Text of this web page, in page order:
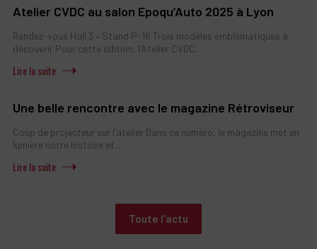
Atelier CVDC au salon Epoqu’Auto 2025 à Lyon
Rendez-vous Hall 3 – Stand P-16 Trois modèles emblématiques à
découvrir Pour cette édition, l’Atelier CVDC...
Une belle rencontre avec le magazine Rétroviseur
Coup de projecteur sur l’atelier Dans ce numéro, le magazine met en
lumière notre histoire et...
Toute l'actu